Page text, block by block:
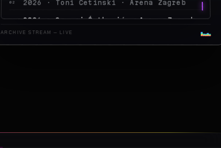
04 2026 · Peđa Jovanović · Arena Zagreb
ARCHIVE STREAM — LIVE